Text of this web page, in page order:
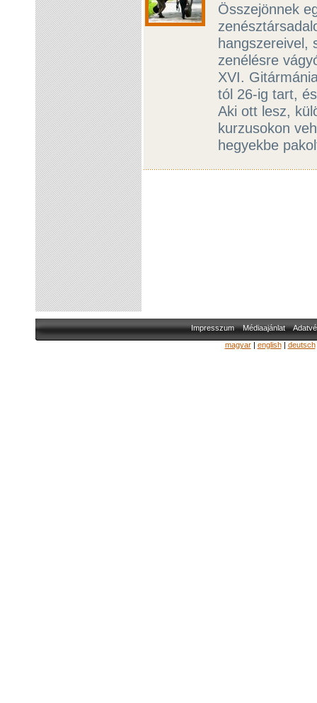
Összejönnek
hangszereivel,
zenélésre
XVI.
tól 26-ig tart,
Aki ott lesz,
kurzusokon
hegyekbe
Impresszum Médiaajánlat
magyar| english| deutsch